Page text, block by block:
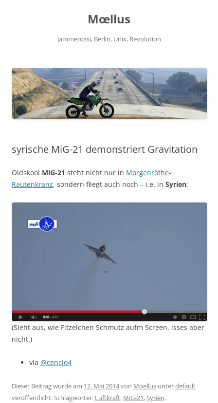
Mœllus
Jammerossi, Berlin, Unix, Revolution
syrische MiG-21 demonstriert Gravitation
Oldskool MiG-21 steht nicht nur in Morgenröthe-
Rautenkranz, sondern fliegt auch noch – i.e. in Syrien:
(Sieht aus, wie Fitzelchen Schmutz aufm Screen, isses aber
nicht.)
via @cencio4
Dieser Beitrag wurde am 12. Mai 2014von Moellus unterdefault
veröffentlicht. Schlagwörter: Luftkraft, MiG-21,Syrien.